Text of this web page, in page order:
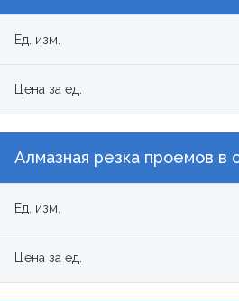
Ед. изм.
Цена за ед.
Алмазная резка проемов в
Ед. изм.
Цена за ед.